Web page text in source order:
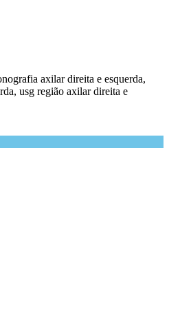
axilar direita e esquerda,
usg região axilar direita e